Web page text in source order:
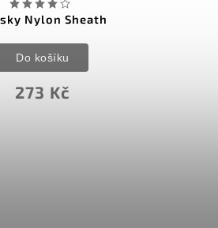
Nylon Sheath
273 Kč
Do košíku